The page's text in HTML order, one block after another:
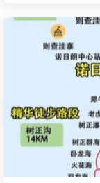
决，即：在
置页面，然后
阅读全文...